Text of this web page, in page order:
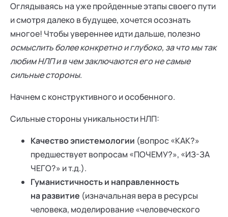
Оглядываясь на уже пройденные этапы своего пути
и смотря далеко в будущее, хочется осознать
многое! Чтобы увереннее идти дальше, полезно
осмыслить более конкретно и глубоко, за что мы так
любим НЛП и в чем заключаются его не самые
сильные стороны.
Начнем с конструктивного и особенного.
Сильные стороны уникальности НЛП:
Качество эпистемологии (вопрос «КАК?»
предшествует вопросам «ПОЧЕМУ?», «ИЗ-ЗА
ЧЕГО?» и т.д.).
Гуманистичность и направленность
на развитие (изначальная вера в ресурсы
человека, моделирование «человеческого